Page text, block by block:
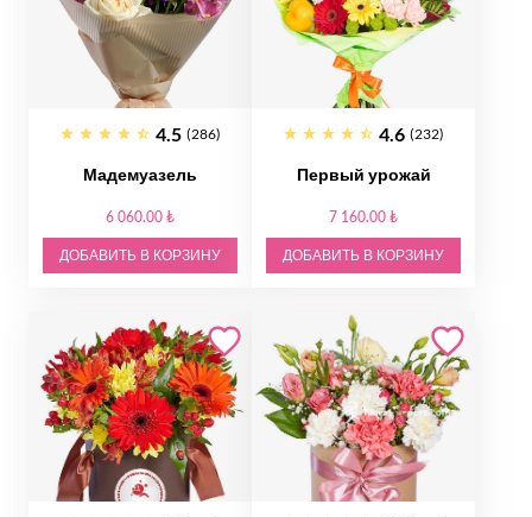
4.5 (286)
Мадемуазель
6 060.00 ₺
ДОБАВИТЬ В КОРЗИНУ
4.6 (232)
Первый урожай
7 160.00 ₺
ДОБАВИТЬ В КОРЗИНУ